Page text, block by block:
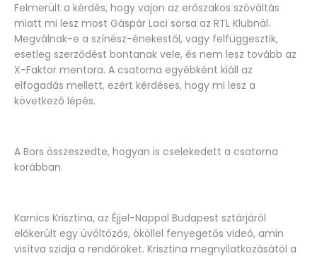
Felmerült a kérdés, hogy vajon az erőszakos szóváltás
miatt mi lesz most Gáspár Laci sorsa az RTL Klubnál.
Megválnak-e a színész-énekestől, vagy felfüggesztik,
esetleg szerződést bontanak vele, és nem lesz tovább az
X-Faktor mentora. A csatorna egyébként kiáll az
elfogadás mellett, ezért kérdéses, hogy mi lesz a
következő lépés.
A Bors összeszedte, hogyan is cselekedett a csatorna
korábban.
Karnics Krisztina, az Éjjel-Nappal Budapest sztárjáról
előkerült egy üvöltözős, ököllel fenyegetős videó, amin
visítva szidja a rendőröket. Krisztina megnyilatkozásától a